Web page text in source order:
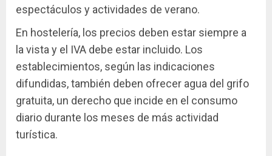
espectáculos y actividades de verano.
En hostelería, los precios deben estar siempre a
la vista y el IVA debe estar incluido. Los
establecimientos, según las indicaciones
difundidas, también deben ofrecer agua del grifo
gratuita, un derecho que incide en el consumo
diario durante los meses de más actividad
turística.